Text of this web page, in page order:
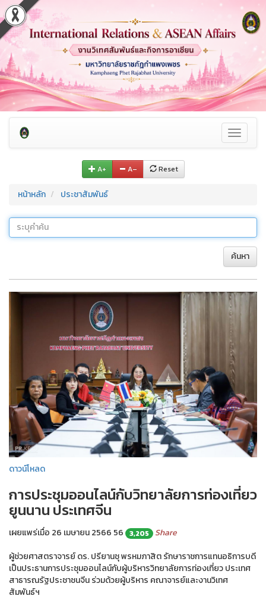
Toggle
A+ A– Reset
หน้าหลัก ประชาสัมพันธ์
ค้นหา
ดาวน์โหลด
การประชุมออนไลน์กับวิทยาลัยการท่องเที่ยว
ยูนนาน ประเทศจีน
เผยแพร่เมื่อ 26 เมษายน 2566 56 3,205
Share
ผู้ช่วยศาสตราจารย์ ดร. ปรียานชุ พรหมภาสิต รักษาราชการแทนอธิการบดี
เป็นประธานการประชุมออนไลน์กับผู้บริหารวิทยาลัยการท่องเที่ยว ประเทศ
สาธารณรัฐประชาชนจีน ร่วมด้วยผู้บริหาร คณาจารย์และงานวิเทศ
สัมพันธ์ฯ